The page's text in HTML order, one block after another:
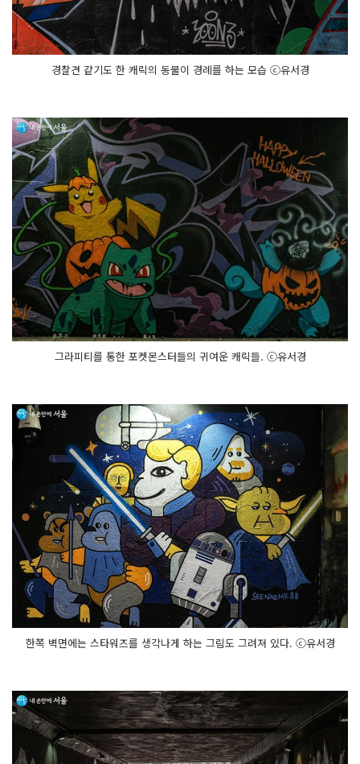
경찰견 같기도 한 캐릭의 동물이 경례를 하는 모습 ⓒ유서경
그라피티를 통한 포켓몬스터들의 귀여운 캐릭들. ⓒ유서경
한쪽 벽면에는 스타워즈를 생각나게 하는 그림도 그려져 있다. ⓒ유서경